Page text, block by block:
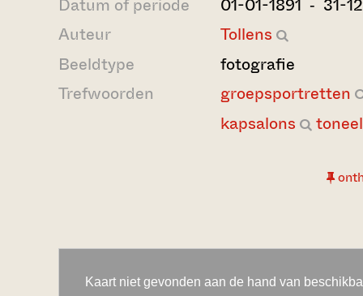
Datum of periode
01-01-1891 ‐ 31-
Auteur
Tollens
Beeldtype
fotografie
Trefwoorden
groepsportretten
kapsalons
toneel